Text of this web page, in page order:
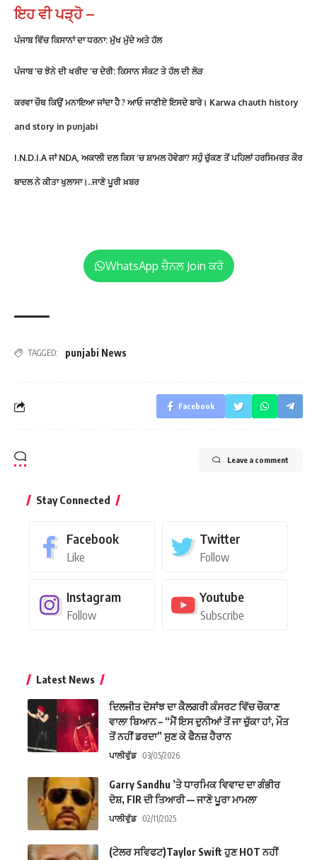
ਇਹ ਵੀ ਪੜ੍ਹੋ –
ਪੰਜਾਬ ਵਿੱਚ ਕਿਸਾਨਾਂ ਦਾ ਧਰਨਾ: ਮੁੱਖ ਮੁੱਦੇ ਅਤੇ ਹੱਲ
ਪੰਜਾਬ ‘ਚ ਝੋਨੇ ਦੀ ਖਰੀਦ ‘ਚ ਦੇਰੀ: ਕਿਸਾਨ ਸੰਕਟ ਤੇ ਹੱਲ ਦੀ ਲੋੜ
ਕਰਵਾ ਚੌਥ ਕਿਉਂ ਮਨਾਇਆ ਜਾਂਦਾ ਹੈ ? ਆਓ ਜਾਣੀਏ ਇਸਦੇ ਬਾਰੇ। Karwa chauth history
and story in punjabi
I.N.D.I.A ਜਾਂ NDA, ਅਕਾਲੀ ਦਲ ਕਿਸ ‘ਚ ਸ਼ਾਮਲ ਹੋਵੇਗਾ? ਸਹੁੰ ਚੁੱਕਣ ਤੋਂ ਪਹਿਲਾਂ ਹਰਸਿਮਰਤ ਕੌਰ
ਬਾਦਲ ਨੇ ਕੀਤਾ ਖੁਲਾਸਾ।..ਜਾਣੋ ਪੂਰੀ ਖ਼ਬਰ
WhatsApp ਚੈਨਲ Join ਕਰੋ
TAGGED: punjabi News
Facebook
Leave a comment
Stay Connected
Facebook
Like
Twitter
Follow
Instagram
Follow
Youtube
Subscribe
Latest News
ਦਿਲਜੀਤ ਦੋਸਾਂਝ ਦਾ ਕੈਲਗਰੀ ਕੰਸਰਟ ਵਿੱਚ ਚੌਕਾਣ
ਵਾਲਾ ਬਿਆਨ – “ਮੈਂ ਇਸ ਦੁਨੀਆਂ ਤੋਂ ਜਾ ਚੁੱਕਾ ਹਾਂ, ਮੌਤ
ਤੋਂ ਨਹੀਂ ਡਰਦਾ” ਸੁਣ ਕੇ ਫੈਨਜ਼ ਹੈਰਾਨ
ਪਾਲੀਵੁੱਡ 03/05/2026
Garry Sandhu ’ਤੇ ਧਾਰਮਿਕ ਵਿਵਾਦ ਦਾ ਗੰਭੀਰ
ਦੋਸ਼, FIR ਦੀ ਤਿਆਰੀ — ਜਾਣੋ ਪੂਰਾ ਮਾਮਲਾ
ਪਾਲੀਵੁੱਡ 02/11/2025
(ਟੇਲਰ ਸਵਿਫਟ)Taylor Swift ਹੁਣ HOT ਨਹੀਂ